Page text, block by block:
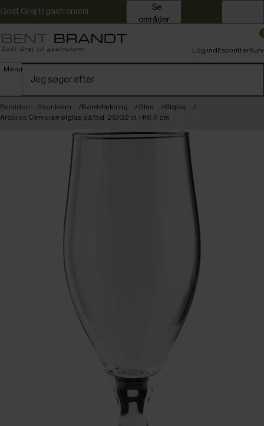
Godt Grej til gastronomi
områder
Menu
Log indFavoritterKurv
Forsiden Isenkram Borddækning Glas
Ølglas
Arcoroc Cervoise ølglas på fod, 25/32 cl, H16,6 cm